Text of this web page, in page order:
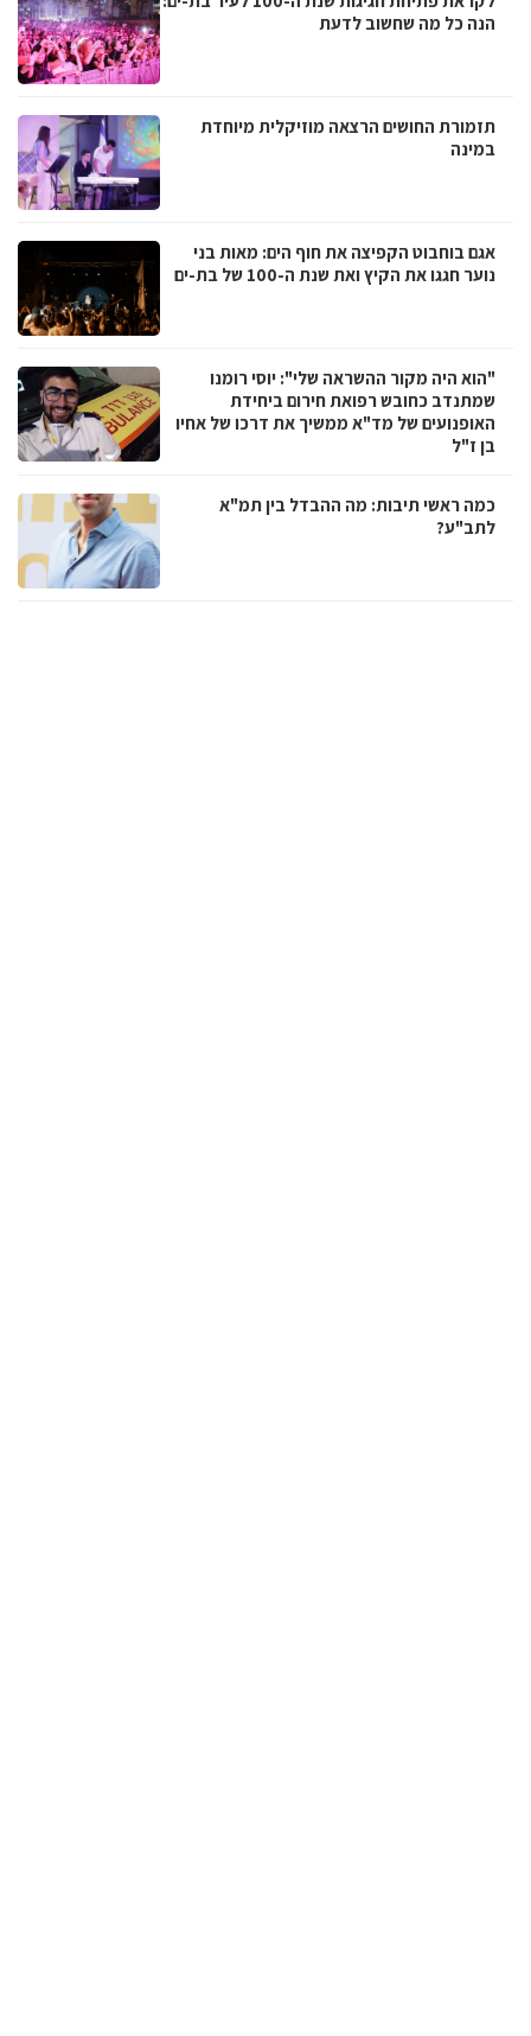
הנה כל מה שחשוב לדעת
תזמורת החושים הרצאה מוזיקלית מיוחדת
במינה
אגם בוחבוט הקפיצה את חוף הים: מאות בני
נוער חגגו את הקיץ ואת שנת ה-100 של בת-ים
"הוא היה מקור ההשראה שלי": יוסי רומנו
שמתנדב כחובש רפואת חירום ביחידת
האופנועים של מד"א ממשיך את דרכו של אחיו
בן ז"ל
כמה ראשי תיבות: מה ההבדל בין תמ"א
לתב"ע?